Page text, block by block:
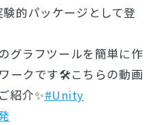
的パッケージとして登
グラフツールを簡単に作
ークです🛠️こちらの動画
紹介✨#Unity